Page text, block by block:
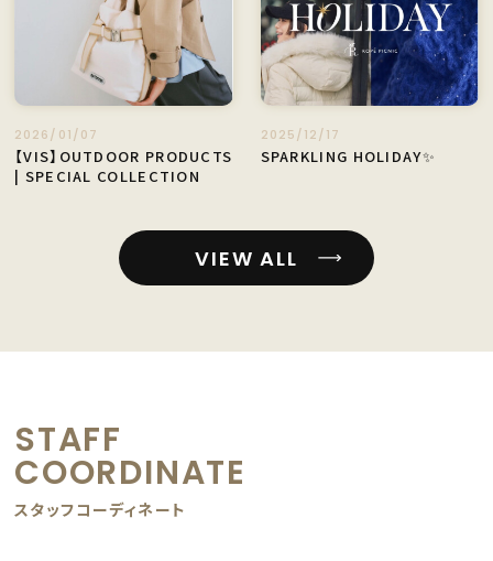
2026/01/07
【VIS】OUTDOOR PRODUCTS
| SPECIAL COLLECTION
2025/12/17
SPARKLING HOLIDAY✨
VIEW ALL
STAFF
COORDINATE
スタッフコーディネート